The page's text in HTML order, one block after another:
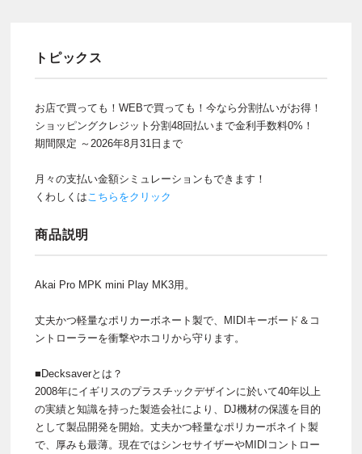
トピックス
お店で買っても！WEBで買っても！今なら分割払いがお得！
ショッピングクレジット分割48回払いまで金利手数料0%！
期間限定 ～2026年8月31日まで
月々の支払い金額シミュレーションもできます！
くわしくはこちらをクリック
商品説明
Akai Pro MPK mini Play MK3用。
丈夫かつ軽量なポリカーボネート製で、MIDIキーボード＆コ
ントローラーを衝撃やホコリから守ります。
■Decksaverとは？
2008年にイギリスのプラスチックデザインに於いて40年以上
の実績と知識を持った製造会社により、DJ機材の保護を目的
として製品開発を開始。丈夫かつ軽量なポリカーボネイト製
で、厚みも最薄。現在ではシンセサイザーやMIDIコントロー